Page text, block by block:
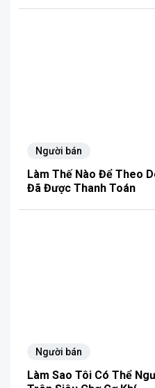
Người bán
Làm Thế Nào Để Theo
Đã Được Thanh Toán
Người bán
Làm Sao Tôi Có Thể